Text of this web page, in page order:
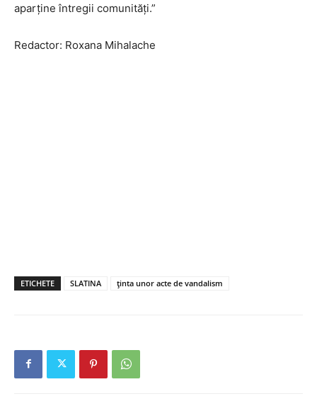
aparține întregii comunități.”
Redactor: Roxana Mihalache
ETICHETE SLATINA ținta unor acte de vandalism